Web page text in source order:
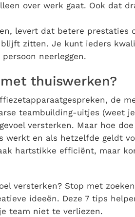
over werk gaat. Ook dat
levert dat betere prestaties
zitten. Je kunt ieders
neerleggen.
thuiswerken?
de
teambuilding-uitjes (weet
versterken. Maar hoe
werkt en als hetzelfde geldt
hartstikke efficiënt, maar
versterken? Stop met
ideeën. Deze 7 tips
team niet te verliezen.